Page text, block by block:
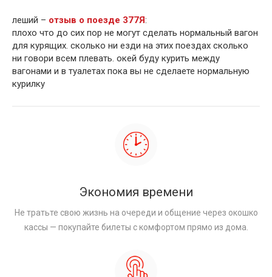
леший – отзыв о поезде 377Я:
плохо что до сих пор не могут сделать нормальный вагон
для курящих. сколько ни езди на этих поездах сколько
ни говори всем плевать. окей буду курить между
вагонами и в туалетах пока вы не сделаете нормальную
курилку
Экономия времени
Не тратьте свою жизнь на очереди и общение через окошко
кассы — покупайте билеты с комфортом прямо из дома.